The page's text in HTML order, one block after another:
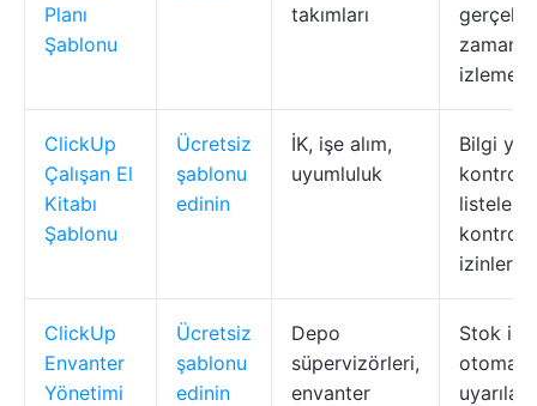
Planı
Şablonu
takımları
gerçek
zamanlı
izleme
ClickUp
Çalışan El
Kitabı
Şablonu
Ücretsiz
şablonu
edinin
İK, işe alım,
uyumluluk
Bilgi
kontrol
listeleri,
izinler
ClickUp
Envanter
Yönetimi
Ücretsiz
şablonu
edinin
Depo
süpervizörleri,
envanter
Stok